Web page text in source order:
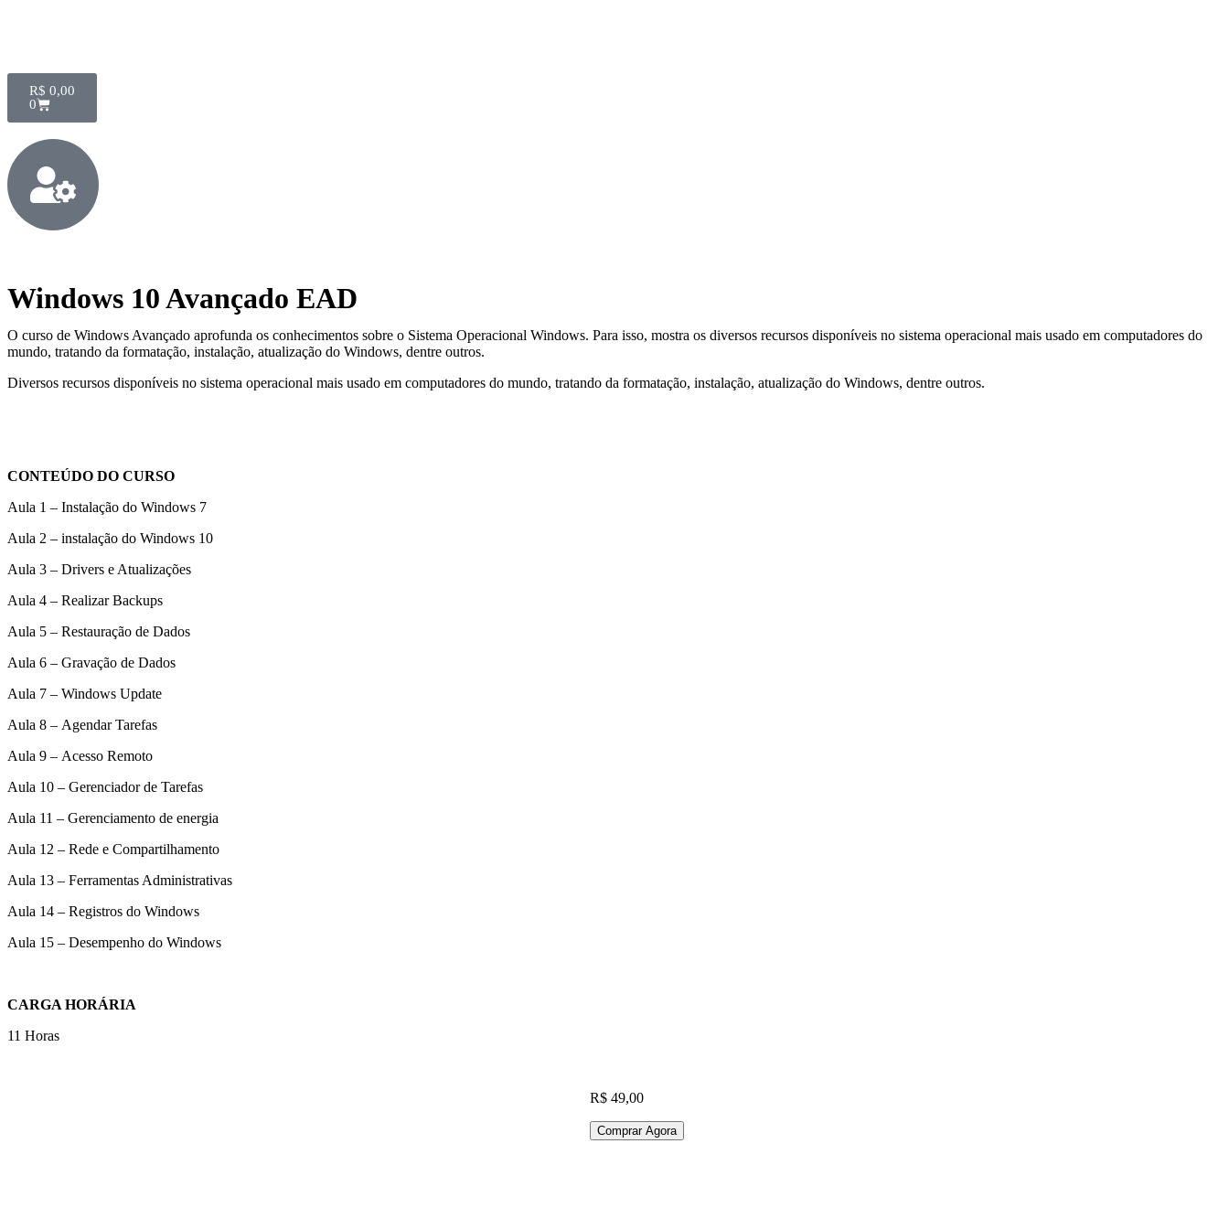
R$ 0,00
0
Windows 10 Avançado EAD
O curso de Windows Avançado aprofunda os conhecimentos sobre o Sistema Operacional Windows. Para isso, mostra os diversos recursos disponíveis no sistema operacional mais usado em computadores do
mundo, tratando da formatação, instalação, atualização do Windows, dentre outros.
Diversos recursos disponíveis no sistema operacional mais usado em computadores do mundo, tratando da formatação, instalação, atualização do Windows, dentre outros.
CONTEÚDO DO CURSO
Aula 1 – Instalação do Windows 7
Aula 2 – instalação do Windows 10
Aula 3 – Drivers e Atualizações
Aula 4 – Realizar Backups
Aula 5 – Restauração de Dados
Aula 6 – Gravação de Dados
Aula 7 – Windows Update
Aula 8 – Agendar Tarefas
Aula 9 – Acesso Remoto
Aula 10 – Gerenciador de Tarefas
Aula 11 – Gerenciamento de energia
Aula 12 – Rede e Compartilhamento
Aula 13 – Ferramentas Administrativas
Aula 14 – Registros do Windows
Aula 15 – Desempenho do Windows
CARGA HORÁRIA
11 Horas
R$ 49,00
Comprar Agora